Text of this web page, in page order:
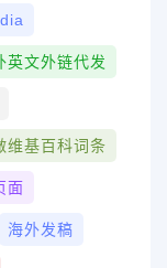
英文外链代发
维基百科词条
面
海外发稿